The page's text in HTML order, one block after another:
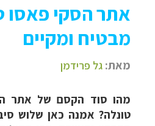
אתר הסקי פאסו
מבטיח ומקיים
מאת: גל פרידמן
מהו סוד הקסם של אתר
טונלה? אמנה כאן שלוש